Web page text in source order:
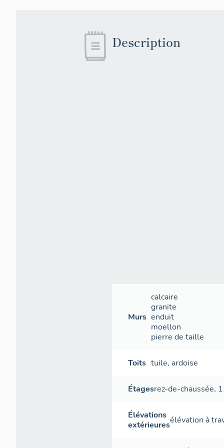
Description
Murs
calcaire
granite
enduit
moellon
pierre de taille
Toits tuile, ardoise
Étagesrez-de-chaussée,
Élévations
extérieuresélévation à